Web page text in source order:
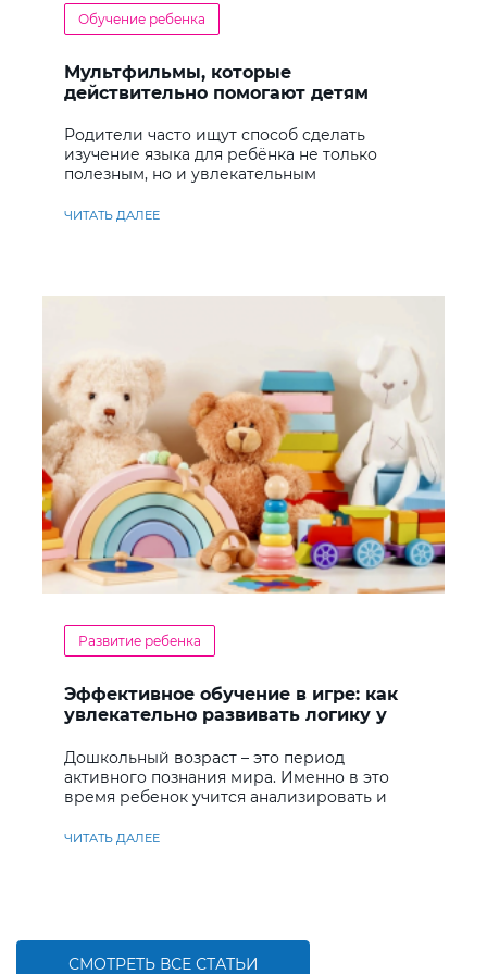
Обучение ребенка
Мультфильмы, которые
действительно помогают детям
Родители часто ищут способ сделать
изучение языка для ребёнка не только
полезным, но и увлекательным
ЧИТАТЬ ДАЛЕЕ
Развитие ребенка
Эффективное обучение в игре: как
увлекательно развивать логику у
Дошкольный возраст – это период
активного познания мира. Именно в это
время ребенок учится анализировать и
ЧИТАТЬ ДАЛЕЕ
СМОТРЕТЬ ВСЕ СТАТЬИ